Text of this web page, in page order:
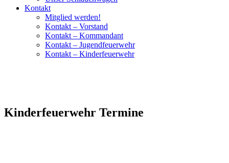
Kontakt
Mitglied werden!
Kontakt – Vorstand
Kontakt – Kommandant
Kontakt – Jugendfeuerwehr
Kontakt – Kinderfeuerwehr
Kinderfeuerwehr Termine